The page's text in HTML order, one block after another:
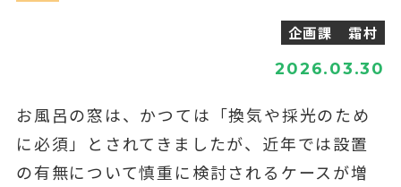
企画課 霜村
2026.03.30
お風呂の窓は、かつては「換気や採光のため
に必須」とされてきましたが、近年では設置
の有無について慎重に検討されるケースが増